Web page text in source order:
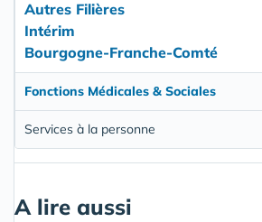
Autres Filières
Intérim
Bourgogne-Franche-Comté
Fonctions Médicales & Sociales
Services à la personne
A lire aussi